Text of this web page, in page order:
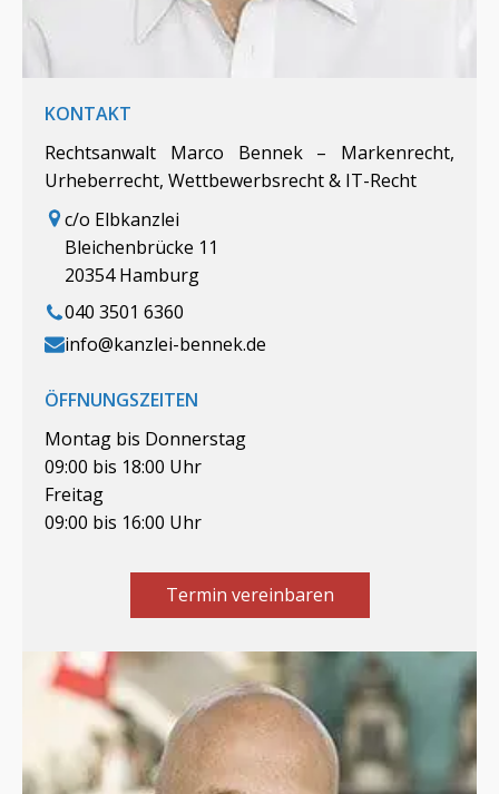
KONTAKT
Rechtsanwalt Marco Bennek – Markenrecht,
Urheberrecht, Wettbewerbsrecht & IT-Recht
c/o Elbkanzlei
Bleichenbrücke 11
20354 Hamburg
040 3501 6360
info@kanzlei-bennek.de
ÖFFNUNGSZEITEN
Montag bis Donnerstag
09:00 bis 18:00 Uhr
Freitag
09:00 bis 16:00 Uhr
Termin vereinbaren